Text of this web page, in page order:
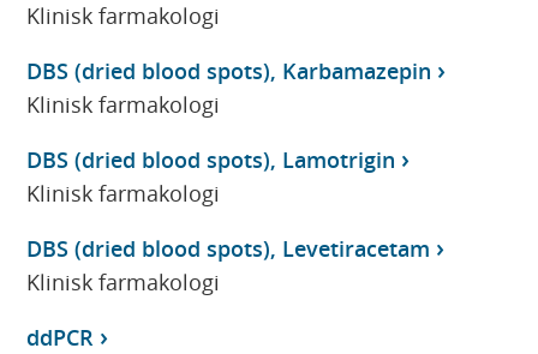
Klinisk farmakologi
DBS (dried blood spots), Karbamazepin
Klinisk farmakologi
DBS (dried blood spots), Lamotrigin
Klinisk farmakologi
DBS (dried blood spots), Levetiracetam
Klinisk farmakologi
ddPCR